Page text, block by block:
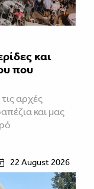
και
που
αρχές
και μας
22 August 2026